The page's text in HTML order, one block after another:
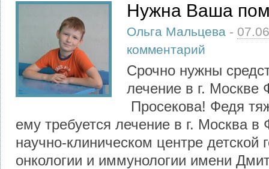
Нужна Ваша
Ольга Мальцева -
комментарий
Срочно нужны
лечение в г. Москве
Просекова! Федя
ему требуется лечение в г. Москва
научно-клиническом центре детской
онкологии и иммунологии имени